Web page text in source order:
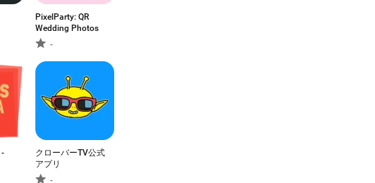
PixelParty: QR
Wedding Photos
-
-
クローバーTV公式
アプリ
-